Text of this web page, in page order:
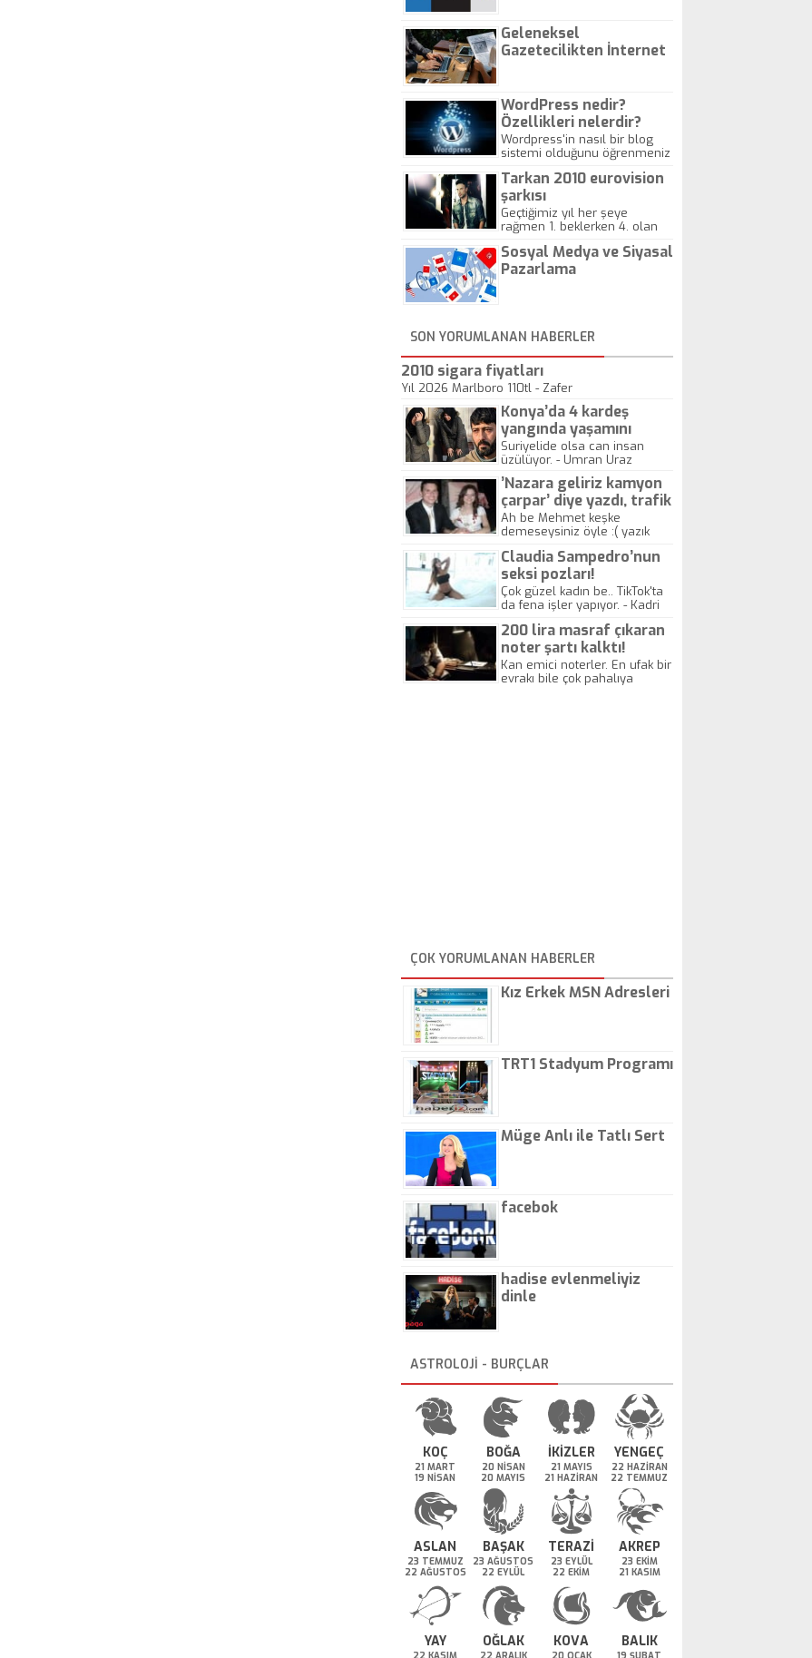
Geleneksel
Gazetecilikten İnternet
WordPress nedir?
Özellikleri nelerdir?
Wordpress'in nasıl bir blog
sistemi olduğunu öğrenmeniz
Tarkan 2010 eurovision
şarkısı
Geçtiğimiz yıl her şeye
rağmen 1. beklerken 4. olan
gösterisinin bu yarışmada
önemli olmadığını anlamıştır.
Sosyal Medya ve Siyasal
Pazarlama
SON YORUMLANAN HABERLER
2010 sigara fiyatları
Yıl 2026 Marlboro 110tl - Zafer
Konya’da 4 kardeş
yangında yaşamını
yitirdi
Suriyelide olsa can insan
üzülüyor. - Umran Uraz
’Nazara geliriz kamyon
çarpar’ diye yazdı, trafik
kazasında öldü!
Ah be Mehmet keşke
demeseysiniz öyle :( yazık
Claudia Sampedro’nun
seksi pozları!
Çok güzel kadın be.. TikTok'ta
da fena işler yapıyor. - Kadri
200 lira masraf çıkaran
noter şartı kalktı!
Kan emici noterler. En ufak bir
evrakı bile çok pahalıya
ÇOK YORUMLANAN HABERLER
Kız Erkek MSN Adresleri
TRT1 Stadyum Programı
Müge Anlı ile Tatlı Sert
facebok
hadise evlenmeliyiz
dinle
ASTROLOJİ - BURÇLAR
KOÇ
21 MART
19 NİSAN
BOĞA
20 NİSAN
20 MAYIS
İKİZLER
21 MAYIS
21 HAZİRAN
YENGEÇ
22 HAZİRAN
22 TEMMUZ
ASLAN
23 TEMMUZ
22 AĞUSTOS
BAŞAK
23 AĞUSTOS
22 EYLÜL
TERAZİ
23 EYLÜL
22 EKİM
AKREP
23 EKİM
21 KASIM
YAY OĞLAK KOVA BALIK